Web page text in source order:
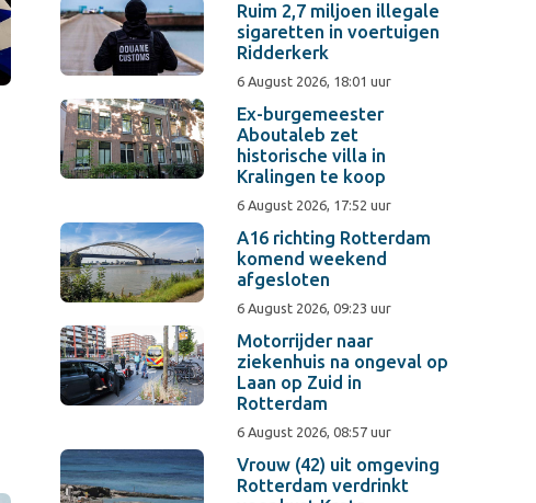
Ruim 2,7 miljoen illegale
sigaretten in voertuigen
Ridderkerk
6 August 2026, 18:01 uur
Ex-burgemeester
Aboutaleb zet
historische villa in
Kralingen te koop
6 August 2026, 17:52 uur
A16 richting Rotterdam
komend weekend
afgesloten
6 August 2026, 09:23 uur
Motorrijder naar
ziekenhuis na ongeval op
Laan op Zuid in
Rotterdam
6 August 2026, 08:57 uur
Vrouw (42) uit omgeving
Rotterdam verdrinkt